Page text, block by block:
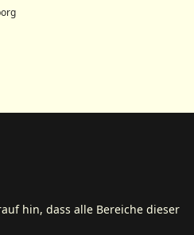
hin, dass alle Bereiche dieser